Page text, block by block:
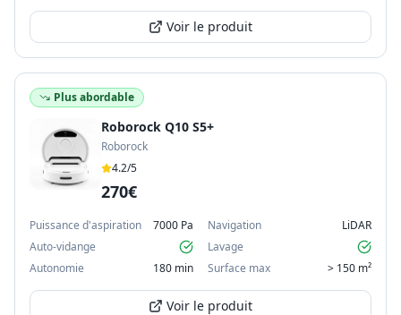
Voir le produit
Plus abordable
Roborock Q10 S5+
Roborock
4.2/5
270€
Puissance d'aspiration 7000 Pa Navigation
LiDAR
Auto-vidange
Lavage
Autonomie
180 min Surface max > 150 m²
Voir le produit